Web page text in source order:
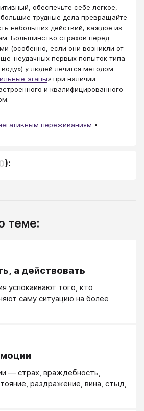
обеспечьте себе легкое,
трудные дела превращайте
небольших действий, каждое из
Большинство страхов перед
(особенно, если они возникли от
неудачных первых попыток типа
у людей лечится методом
этапы» при наличии
и квалифицированного
переживаниям
):
теме:
а действовать
успокаивают того, кто
саму ситуацию на более
— страх, враждебность,
раздражение, вина, стыд,